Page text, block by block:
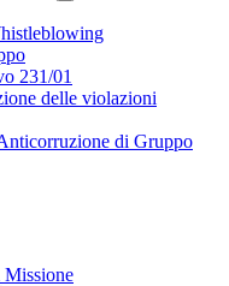
231/01
delle violazioni
di Gruppo